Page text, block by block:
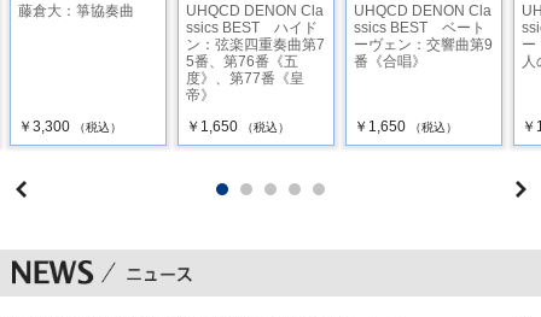
藤倉大：箏協奏曲
￥3,300 （税込）
UHQCD DENON Cla
ssics BEST ハイド
ン：弦楽四重奏曲第7
5番、第76番《五
度》、第77番《皇
帝》
￥1,650
（税込）
UHQCD DENON Cla
ssics BEST ベート
ーヴェン：交響曲第9
番《合唱》
￥1,650 （税込）
ー